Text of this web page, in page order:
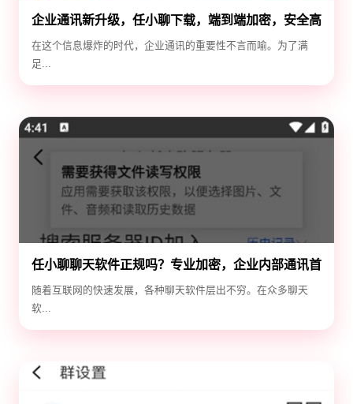
企业通讯新升级，任小聊下载，端到端加密，安全高
效！
在这个信息爆炸的时代，企业通讯的重要性不言而喻。为了满
足...
任小聊聊天软件正规吗？专业加密，企业内部通讯首
选！
随着互联网的快速发展，各种聊天软件层出不穷。在众多聊天
软...